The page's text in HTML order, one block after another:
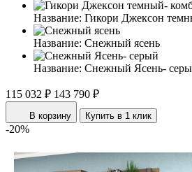
Название: Гикори Джексон
Название: Снежный ясень
Название: Снежный Ясень-
115 032 ₽ 143 790 ₽
В корзину Купить в 1 клик
-20%